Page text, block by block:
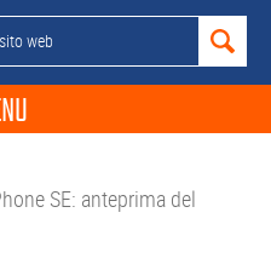
SE: anteprima del